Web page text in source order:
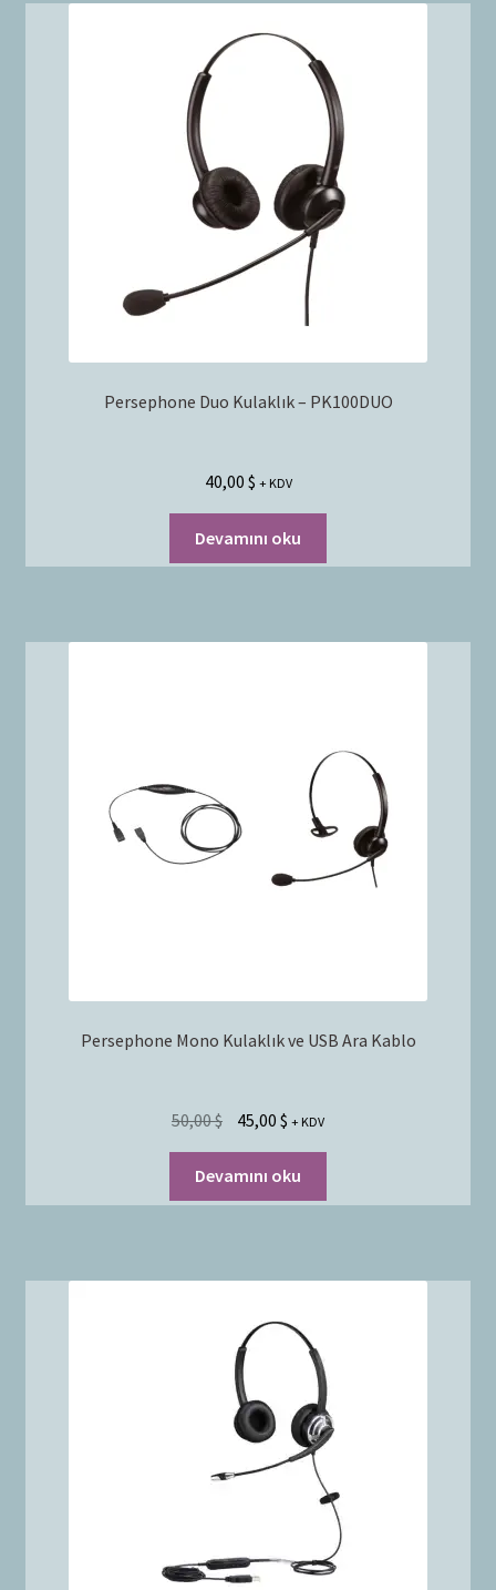
Persephone Duo Kulaklık – PK100DUO
40,00 $ + KDV
Devamını oku
Persephone Mono Kulaklık ve USB Ara Kablo
50,00$ 45,00 $ + KDV
Devamını oku